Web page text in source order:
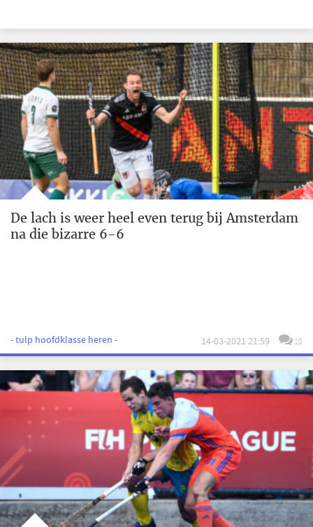
De lach is weer heel even terug bij Amsterdam
na die bizarre 6-6
- tulp hoofdklasse heren - 14-03-2021 21:59 10